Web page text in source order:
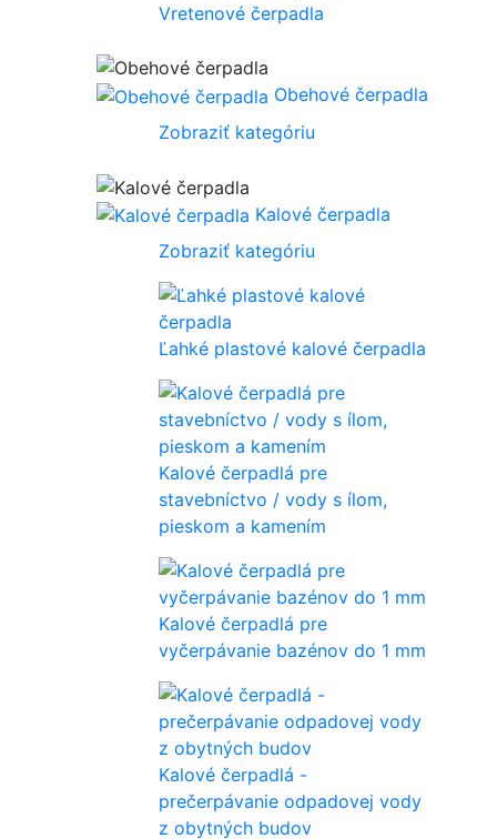
Vretenové čerpadla
Obehové čerpadla
Zobraziť kategóriu
Kalové čerpadla
Zobraziť kategóriu
Ľahké plastové kalové čerpadla
Kalové čerpadlá pre
stavebníctvo / vody s ílom,
pieskom a kamením
Kalové čerpadlá pre
vyčerpávanie bazénov do 1 mm
Kalové čerpadlá -
prečerpávanie odpadovej vody
z obytných budov